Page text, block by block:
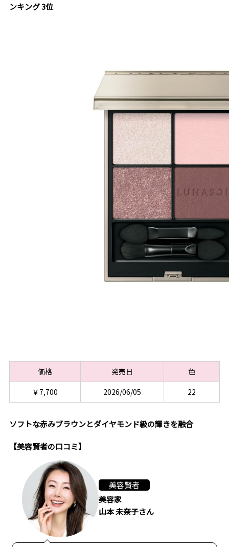
ンキング 3位
価格 発売日
色
￥7,700
2026/06/05 22
ソフトな赤みブラウンとダイヤモンド級の輝きを融合
【美容賢者の口コミ】
美容賢者
美容家
山本 未奈子さん